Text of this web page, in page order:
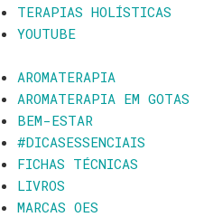
TERAPIAS HOLÍSTICAS
YOUTUBE
AROMATERAPIA
AROMATERAPIA EM GOTAS
BEM-ESTAR
#DICASESSENCIAIS
FICHAS TÉCNICAS
LIVROS
MARCAS OES